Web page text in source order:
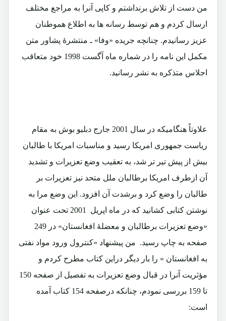
من دست از تلاش برنداشتم و کاپی آنرا به مراجع مختلف
ارسال کردم و هم توسط رسانه ها به اطلاع هموطنان
عزیز رسانیدم. چنانچه جریده «وفا» ـ منتشرۀ پشاور متن
مکمل این نامه را در شماره ماه آگست 1998 خود متعاقب
اجلاس متذکره به نشر رسانید.
علاوتاً هنگامیکه در سال 2001 جارج دبلیو بوش به مقام
ریاست جمهوری امریکا رسید و مناسبات امریکا با طالبان
بیش از پیش تیر تر شد، به تعقیب وضع تعزیرات و تشدید
آن ازطرف امریکا برطالبان ملل متحد نیز تعزیرات بر
طالبان را وضع کرد و برشدت آن افزود. این وضع مرا به
نوشتن کتابی کشانید که در ماه اپریل 2001 تحت عنوان
«وضع تعزیرات برطالبان و معضلۀ افغانستان» در 249
صفحه به چاپ رسید. من پیشنهاد «کنترول ورود مواد نفتی
به افغانستان » را بار دیگر دراین کتاب مطرح کردم و
مؤثریت آنرا در قبال وضع تعزیرات به تفصیل از صفحه 150
تا 159 بررسی نمودم، چنانکه درصفحه 154 کتاب آمده
است: